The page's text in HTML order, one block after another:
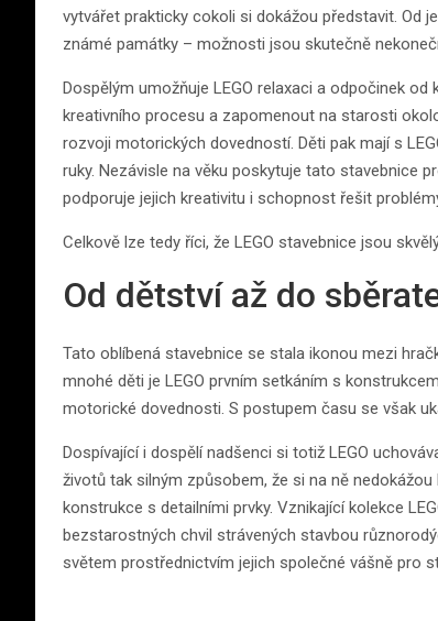
vytvářet prakticky cokoli si dokážou představit. Od
známé památky – možnosti jsou skutečně
Dospělým umožňuje LEGO relaxaci a odpočinek
kreativního procesu a zapomenout na starosti
rozvoji motorických dovedností. Děti pak mají s
ruky. Nezávisle na věku poskytuje tato stavebnice
podporuje jejich kreativitu i schopnost řešit
Celkově lze tedy říci, že LEGO stavebnice jsou
Od dětství až do
Tato oblíbená stavebnice se stala ikonou mezi
mnohé děti je LEGO prvním setkáním s
motorické dovednosti. S postupem času se však
Dospívající i dospělí nadšenci si totiž LEGO
životů tak silným způsobem, že si na ně
konstrukce s detailními prvky. Vznikající kolekce
bezstarostných chvil strávených stavbou
světem prostřednictvím jejich společné vášně pro